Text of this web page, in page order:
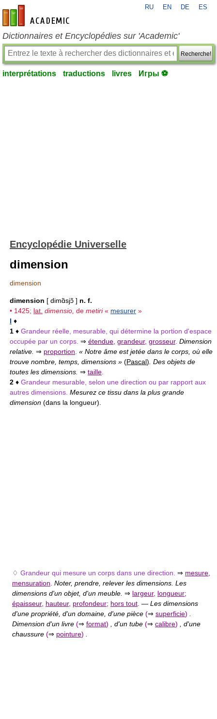
fr-academic.com
RU EN DE ES
Dictionnaires et Encyclopédies sur 'Academic'
Recherche!
interprétations traductions livres Игры ⚽
Encyclopédie Universelle
dimension
dimension
dimension [ dimɑ̃sjɔ̃ ] n. f.
• 1425; lat. dimensio, de metiri« mesurer »
I ♦
1 ♦ Grandeur réelle, mesurable, qui détermine la portion d'espace
occupée par un corps. ⇒ étendue grandeur, grosseur. Dimension
relative. ⇒ proportion « Notre âme est jetée dans le corps, où elle
trouve nombre, temps, dimensions » (Pascal) . Des objets de
toutes les dimensions. ⇒ taille
2 ♦ Grandeur mesurable, selon une direction ou par rapport aux
autres dimensions. Mesurez ce tissu dans la plus grande
dimension (dans la longueur).
♢ Grandeur qui mesure un corps dans une direction. ⇒ mesure
mensuration Noter, prendre, relever les dimensions. Les
dimensions d'un objet, d'un meuble. ⇒ largeur, longueur;
épaisseur, hauteur, profondeur; hors tout — Les dimensions
d'une propriété, d'un domaine, d'une pièce (⇒ superficie)
Dimension d'un livre (⇒ format) , d'un tube (⇒ calibre) , d'une
chaussure (⇒ pointure)